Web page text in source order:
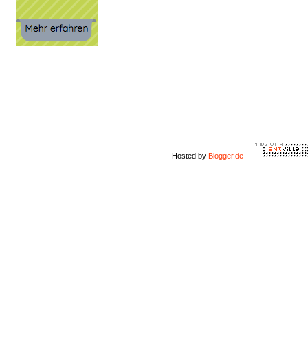
Hosted by Blogger.de -